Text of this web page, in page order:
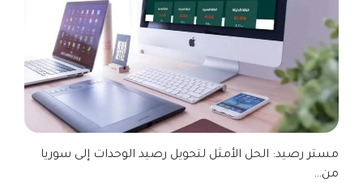
مستر رصيد: الحل الأمثل لتحويل رصيد الوحدات إلى سوريا
من…